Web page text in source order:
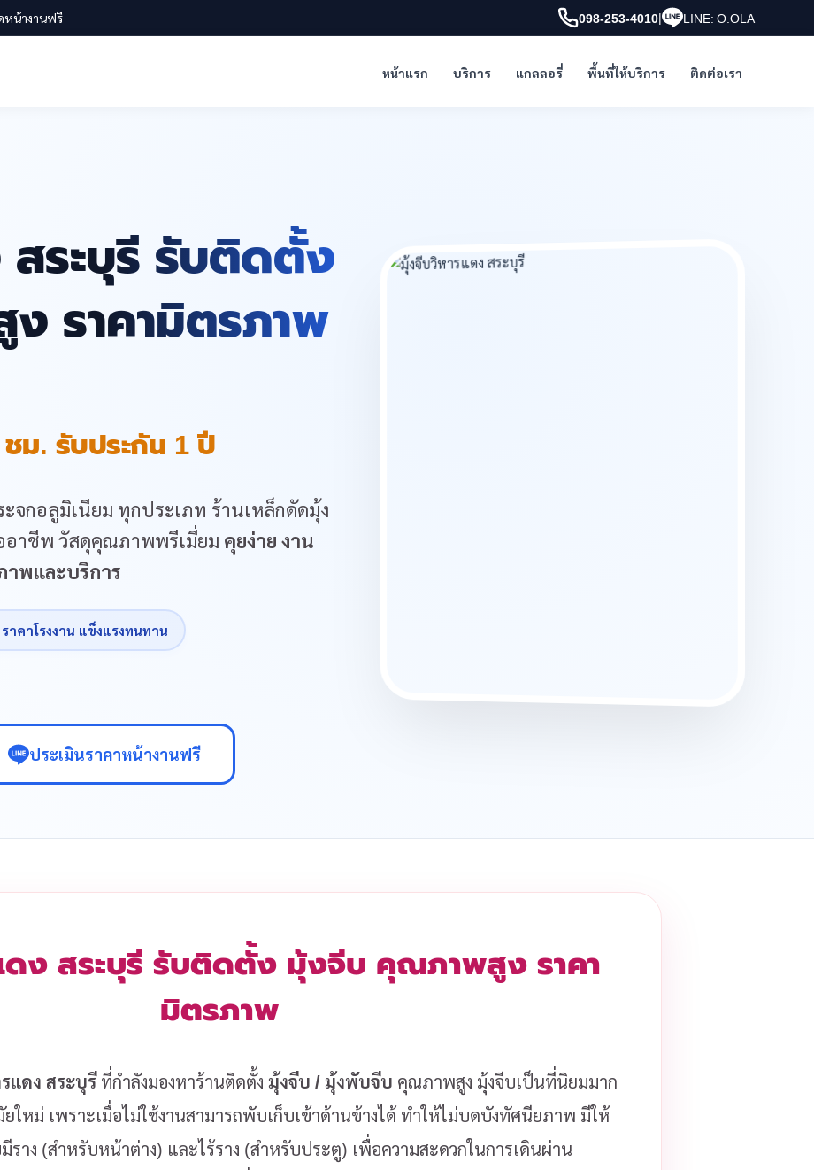
หน้างานฟรี 098-253-4010| LINE: O.OLA
หน้าแรก บริการ แกลลอรี่ พื้นที่ให้บริการ ติดต่อเรา
ระบุรี รับติดตั้ง
ราคามิตรภาพ
ม. รับประกัน 1 ปี
จกอลูมิเนียม ทุกประเภท ร้านเหล็กดัดมุ้ง
อาชีพ วัสดุคุณภาพพรีเมี่ยม คุยง่าย งาน
าพและบริการ
าคาโรงงาน แข็งแรงทนทาน
ประเมินราคาหน้างานฟรี
ง สระบุรี รับติดตั้ง มุ้งจีบ คุณภาพสูง ราคา
มิตรภาพ
แดง สระบุรีที่กำลังมองหาร้านติดตั้ง มุ้งจีบ / มุ้งพับจีบ คุณภาพสูง มุ้งจีบเป็นที่นิยมมาก
หม่ เพราะเมื่อไม่ใช้งานสามารถพับเก็บเข้าด้านข้างได้ ทำให้ไม่บดบังทัศนียภาพ มีให้
าง (สำหรับหน้าต่าง) และไร้ราง (สำหรับประตู) เพื่อความสะดวกในการเดินผ่าน